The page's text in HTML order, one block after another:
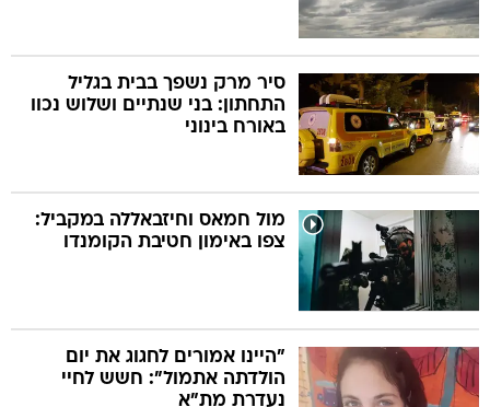
סיר מרק נשפך בבית בגליל
התחתון: בני שנתיים ושלוש נכוו
באורח בינוני
מול חמאס וחיזבאללה במקביל:
צפו באימון חטיבת הקומנדו
"היינו אמורים לחגוג את יום
הולדתה אתמול": חשש לחיי
נעדרת מת"א